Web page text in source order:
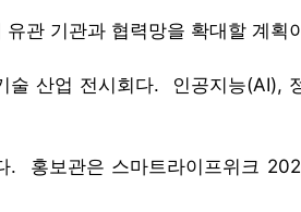
관 기관과 협력망을 확대할 계획
산업 전시회다. 인공지능(AI),
홍보관은 스마트라이프위크